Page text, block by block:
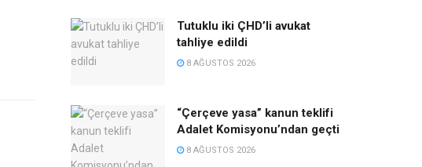
Tutuklu iki ÇHD’li avukat
tahliye edildi
8 AĞUSTOS 2026
“Çerçeve yasa” kanun teklifi
Adalet Komisyonu’ndan geçti
8 AĞUSTOS 2026